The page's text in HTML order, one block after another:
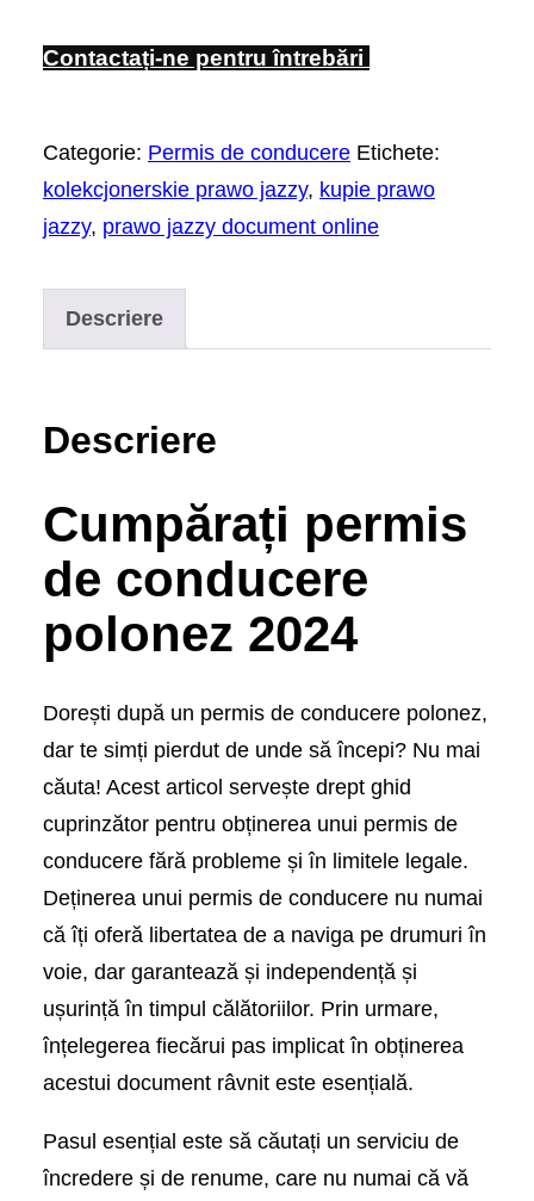
Contactați-ne pentru întrebări
Categorie: Permis de conducere Etichete:
kolekcjonerskie prawo jazzy, kupie prawo
jazzy, prawo jazzy document online
Descriere
Descriere
Cumpărați permis
de conducere
polonez 2024
Dorești după un permis de conducere polonez,
dar te simți pierdut de unde să începi? Nu mai
căuta! Acest articol servește drept ghid
cuprinzător pentru obținerea unui permis de
conducere fără probleme și în limitele legale.
Deținerea unui permis de conducere nu numai
că îți oferă libertatea de a naviga pe drumuri în
voie, dar garantează și independență și
ușurință în timpul călătoriilor. Prin urmare,
înțelegerea fiecărui pas implicat în obținerea
acestui document râvnit este esențială.
Pasul esențial este să căutați un serviciu de
încredere și de renume, care nu numai că vă